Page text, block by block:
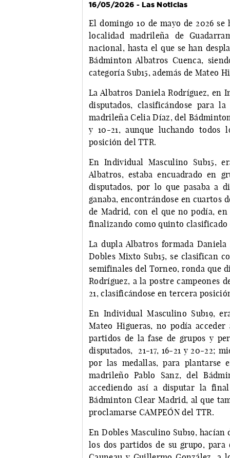
16/05/2026 - Las Noticias
El domingo 10 de mayo de 2026
localidad madrileña de
nacional, hasta el que se han
Bádminton Albatros Cuenca,
categoría Sub15, además de Mateo
La Albatros Daniela Rodríguez, en
disputados, clasificándose para
madrileña Celia Díaz, del
y 10-21, aunque luchando
posición del TTR.
En Individual Masculino Sub15,
Albatros, estaba encuadrado en
disputados, por lo que pasaba a
ganaba, encontrándose en cuartos
de Madrid, con el que no podía, en
finalizando como quinto clasificado
La dupla Albatros formada
Dobles Mixto Sub15, se clasifican
semifinales del Torneo, ronda que
Rodríguez, a la postre campeones
21, clasificándose en tercera
En Individual Masculino Sub19,
Mateo Higueras, no podía
partidos de la fase de grupos y
disputados, 21-17, 16-21 y 20-22;
por las medallas, para plantarse
madrileño Pablo Sanz, del
accediendo así a disputar la
Bádminton Clear Madrid, al que
proclamarse CAMPEÓN del TTR.
En Dobles Masculino Sub19,
los dos partidos de su grupo,